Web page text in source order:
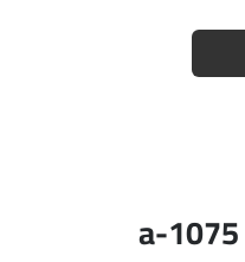
a-1075